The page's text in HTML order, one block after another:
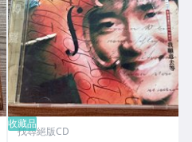
收藏品
找尋絕版CD